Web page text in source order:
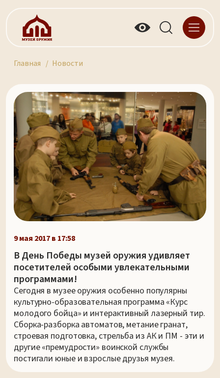
Главная Новости
9 мая 2017 в 17:58
В День Победы музей оружия удивляет
посетителей особыми увлекательными
программами!
Сегодня в музее оружия особенно популярны
культурно-образовательная программа «Курс
молодого бойца» и интерактивный лазерный тир.
Сборка-разборка автоматов, метание гранат,
строевая подготовка, стрельба из АК и ПМ - эти и
другие «премудрости» воинской службы
постигали юные и взрослые друзья музея.